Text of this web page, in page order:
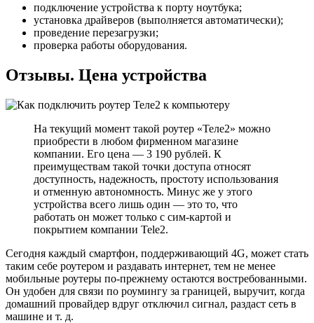
подключение устройства к порту ноутбука;
установка драйверов (выполняется автоматически);
проведение перезагрузки;
проверка работы оборудования.
Отзывы. Цена устройства
На текущий момент такой роутер «Теле2» можно
приобрести в любом фирменном магазине
компании. Его цена — 3 190 рублей. К
преимуществам такой точки доступа относят
доступность, надежность, простоту использования
и отменную автономность. Минус же у этого
устройства всего лишь один — это то, что
работать он может только с сим-картой и
покрытием компании Tele2.
Сегодня каждый смартфон, поддерживающий 4G, может стать
таким себе роутером и раздавать интернет, тем не менее
мобильные роутеры по-прежнему остаются востребованными.
Он удобен для связи по роумингу за границей, выручит, когда
домашний провайдер вдруг отключил сигнал, раздаст сеть в
машине и т. д.